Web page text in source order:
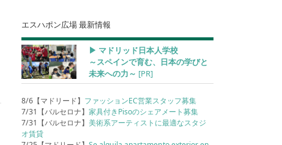
エスハポン広場 最新情報
▶︎ マドリッド日本人学校
～スペインで育む、日本の学びと
未来への力～ [PR]
8/6【マドリード】 ファッションEC営業スタッフ募集
7/31【バルセロナ】家具付きPisoのシェアメート募集
7/31【バルセロナ】美術系アーティストに最適なスタジ
オ賃貸